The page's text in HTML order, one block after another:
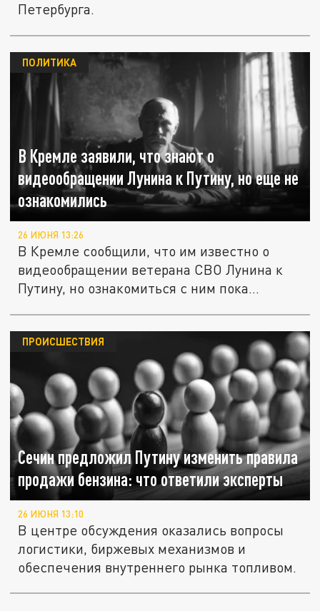
Петербурга.
В Кремле заявили, что знают о
видеообращении Лунина к Путину, но еще не
ознакомились
ПОЛИТИКА
26 ИЮНЯ 13:26
В Кремле сообщили, что им известно о
видеообращении ветерана СВО Лунина к
Путину, но ознакомиться с ним пока...
Сечин предложил Путину изменить правила
продажи бензина: что ответили эксперты
ПРОИСШЕСТВИЯ
26 ИЮНЯ 13:10
В центре обсуждения оказались вопросы
логистики, биржевых механизмов и
обеспечения внутреннего рынка топливом.